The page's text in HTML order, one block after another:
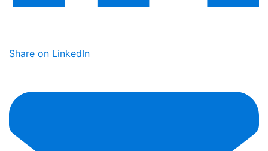
Share on LinkedIn